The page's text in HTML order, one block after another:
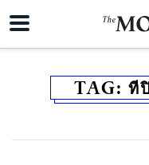
TAG: ที